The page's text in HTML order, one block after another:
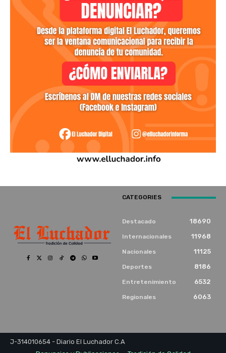
CATEGORIES
Destacado 18690
Internacionales 11968
Nacionales 11125
Deportes 8186
Entretenimiento 6532
Regionales 6063
J-314010654 - Diario El Luchador C.A